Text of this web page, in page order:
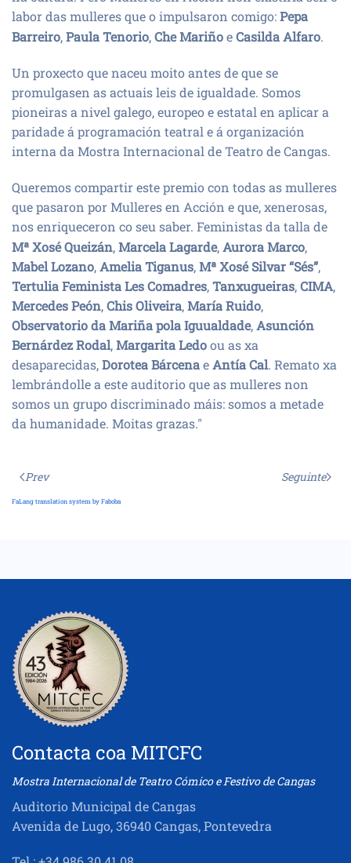
labor das mulleres que o impulsaron comigo:Pepa
Barreiro,Paula Tenorio,Che MariñoeCasilda Alfaro.
Un proxecto que naceu moito antes de que se
promulgasen as actuais leis de igualdade. Somos
pioneiras a nivel galego, europeo e estatal en aplicar a
paridade á programación teatral e á organización
interna da Mostra Internacional de Teatro de Cangas.
Queremos compartir este premio con todas as mulleres
que pasaron por Mulleres en Acción e que, xenerosas,
nos enriqueceron co seu saber. Feministas da talla de
Mª Xosé Queizán,Marcela Lagarde,Aurora Marco,
Mabel Lozano,Amelia Tiganus,Mª Xosé Silvar “Sés”,
Tertulia Feminista Les Comadres,Tanxugueiras,CIMA,
Mercedes Peón,Chis Oliveira,María Ruido,
Observatorio da Mariña pola Iguualdade,Asunción
Bernárdez Rodal,Margarita Ledoou as xa
desaparecidas,Dorotea BárcenaeAntía Cal. Remato xa
lembrándolle a este auditorio que as mulleres non
somos un grupo discriminado máis:somos a metade
da humanidade. Moitas grazas."
Prev Seguinte
FaLang translation system by Faboba
Contacta coa MITCFC
Mostra Internacional de Teatro Cómico e Festivo de Cangas
Auditorio Municipal de Cangas
Avenida de Lugo, 36940 Cangas, Pontevedra